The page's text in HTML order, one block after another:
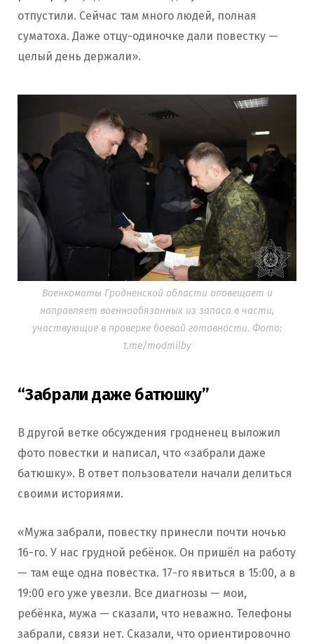
отпустили. Сейчас там много людей, полная
суматоха. Даже отцу-одиночке дали повестку —
целый день держали».
Военкоматы Гродненской области оповещает и
направляет военнообязанных из запаса в части,
участвующие в проверке боевой готовности. Фото:
t.me/modmilby
“Забрали даже батюшку”
В другой ветке обсуждения гродненец выложил
фото повестки и написал, что «забрали даже
батюшку». В ответ пользователи начали делиться
своими историями.
«Мужа забрали, повестку принесли почти ночью
16-го. У нас грудной ребёнок. Он пришёл на работу
— там еще одна повестка. 17-го явиться в 15:00, а в
19:00 его уже увезли. Все диагнозы — мои,
ребёнка, мужа — сказали, что неважно. Телефоны
забрали, связи нет. Сказали, что ориентировочно